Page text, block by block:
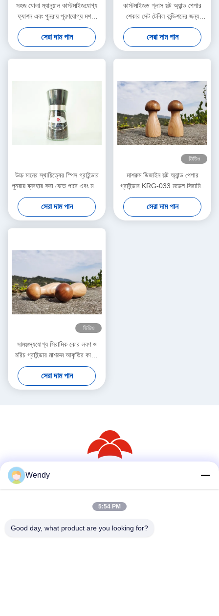
সহজ খোলা ম্যানুয়াল কাস্টমাইজযোগ্য
ফ্যাশন এবং পুনরায় পূরণযোগ্য মশলা
গ্রাইন্ডার সব ধরনের মশলা জন্য উপযুক্ত
সেরা দাম পান
কাস্টমাইজড গ্লাস সল্ট অ্যান্ড পেপার
শেকার সেট টেবিল কন্ডিশনের জন্য
আলোচনাযোগ্য সর্বনিম্ন অর্ডার পরিমাণ
সেরা দাম পান
উচ্চ মানের স্থায়িত্বের স্পিস গ্রাইন্ডার
পুনরায় ব্যবহার করা যেতে পারে এবং মশলা
দিয়ে ভরাট করা যেতে পারে
সেরা দাম পান
ভিডিও
মাশরুম ডিজাইন সল্ট অ্যান্ড পেপার
গ্রাইন্ডার KRG-033 মডেল সিরামিক
কোর & কাঠের জার
সেরা দাম পান
ভিডিও
সামঞ্জস্যযোগ্য সিরামিক কোর লবণ ও
মরিচ গ্রাইন্ডার মাশরুম আকৃতির কাঠের
জার
সেরা দাম পান
দ্রুত যোগাযোগ
Wendy
5:54 PM
Good day, what product are you looking for?